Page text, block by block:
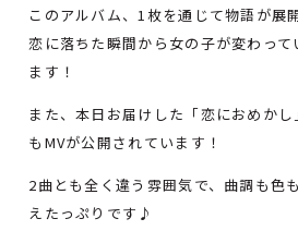
このアルバム、1枚を通じて物語が展
恋に落ちた瞬間から女の子が変わっ
ます！
また、本日お届けした「恋におめか
もMVが公開されています！
2曲とも全く違う雰囲気で、曲調も色
えたっぷりです♪